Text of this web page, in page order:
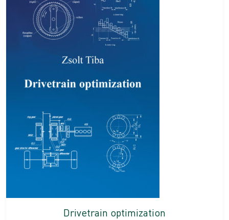
Drivetrain optimization